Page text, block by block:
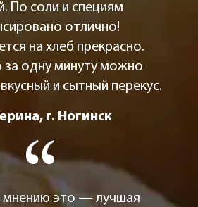
По соли и специям
отлично!
на хлеб прекрасно.
за одну минуту можно
и сытный перекус.
г. Ногинск
это — лучшая